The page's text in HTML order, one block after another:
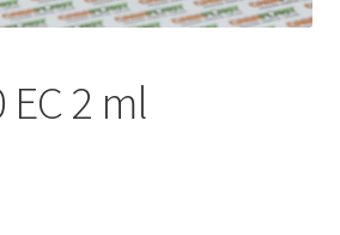
2 ml